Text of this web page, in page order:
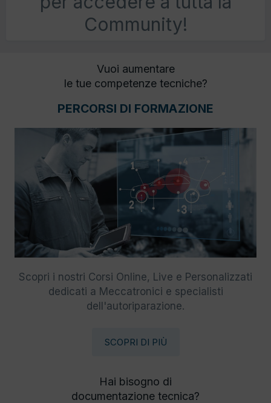
Community!
Vuoi aumentare
le tue competenze tecniche?
PERCORSI DI FORMAZIONE
Scopri i nostri Corsi Online, Live e Personalizzati
dedicati a Meccatronici e specialisti
dell'autoriparazione.
SCOPRI DI PIÙ
Hai bisogno di
documentazione tecnica?